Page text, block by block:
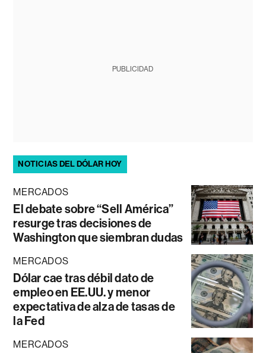
PUBLICIDAD
NOTICIAS DEL DÓLAR HOY
MERCADOS
El debate sobre “Sell América”
resurge tras decisiones de
Washington que siembran dudas
MERCADOS
Dólar cae tras débil dato de
empleo en EE.UU. y menor
expectativa de alza de tasas de
la Fed
MERCADOS